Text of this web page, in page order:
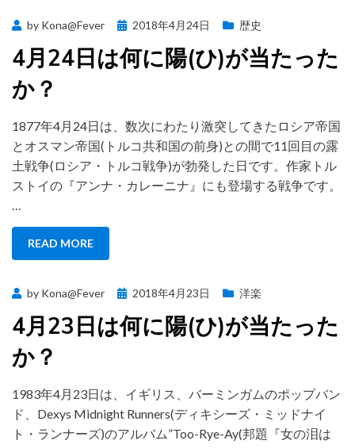
by Kona@Fever
Posted
2018年4月24日 歴史
4月24日は何に陽(ひ)が当たった
か？
1877年4月24日は、数次にわたり激突してきたロシア帝国
とオスマン帝国(トルコ共和国の前身)との間で11回目の露
土戦争(ロシア・トルコ戦争)が勃発した日です。作家トル
ストイの『アンナ・カレーニナ』にも登場する戦争です。
…
READ MORE
by Kona@Fever
Posted
2018年4月23日 洋楽
4月23日は何に陽(ひ)が当たった
か？
1983年4月23日は、イギリス、バーミンガムのポップバン
ド、Dexys Midnight Runners(ディキシーズ・ミッドナイ
ト・ランナーズ)のアルバム”Too-Rye-Ay(邦題『女の泪は